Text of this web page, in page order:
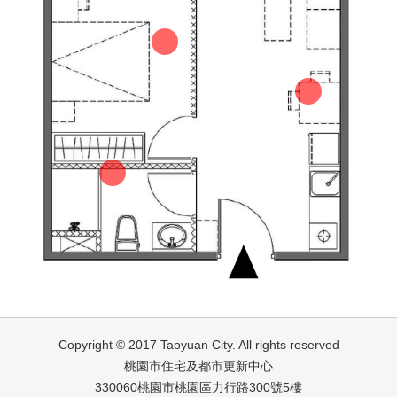
Copyright © 2017 Taoyuan City. All rights reserved
桃園市住宅及都市更新中心
330060桃園市桃園區力行路300號5樓